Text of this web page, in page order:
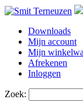
Downloads
Mijn account
Mijn
Afrekenen
Inloggen
Zoek: